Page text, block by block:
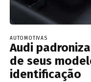
AUTOMOTIVAS
Audi
de seus
identificação